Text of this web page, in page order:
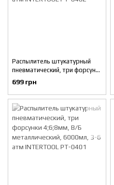
Распылитель штукатурный
пневматический, три форсунки
4;6;8мм, В/Б пластмассовый,
7000мл, 3-6 атм INTERTOOL
PT-0402
699 грн